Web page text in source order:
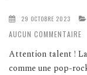
29 OCTOBRE 2023
AUCUN COMMENTAIRE
Attention talent ! La
comme une pop-